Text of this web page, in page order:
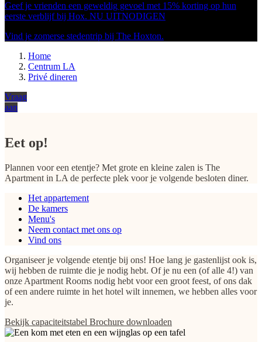
Geef je vrienden een geweldig gevoel met 15% korting op hun
eerste verblijf bij Hox. NU UITNODIGEN
Vind je zomerse stedentrip bij The Hoxton.
Home
Centrum LA
Privé dineren
Vraag
aan
Eet op!
Plannen voor een etentje? Met grote en kleine zalen is The
Apartment in LA de perfecte plek voor je volgende besloten diner.
Het appartement
De kamers
Menu's
Neem contact met ons op
Vind ons
Organiseer je volgende etentje bij ons! Hoe lang je gastenlijst ook is,
wij hebben de ruimte die je nodig hebt. Of je nu een (of alle 4!) van
onze Apartment Rooms nodig hebt voor een groot feest, of ons dak
of een andere ruimte in het hotel wilt innemen, we hebben alles voor
je.
Bekijk capaciteitstabel Brochure downloaden